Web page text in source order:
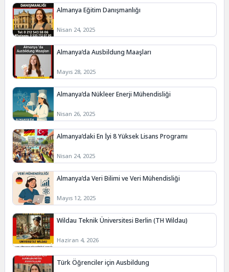
Almanya Eğitim Danışmanlığı
Nisan 24, 2025
Almanya’da Ausbildung Maaşları
Mayıs 28, 2025
Almanya’da Nükleer Enerji Mühendisliği
Nisan 26, 2025
Almanya’daki En İyi 8 Yüksek Lisans Programı
Nisan 24, 2025
Almanya’da Veri Bilimi ve Veri Mühendisliği
Mayıs 12, 2025
Wildau Teknik Üniversitesi Berlin (TH Wildau)
Haziran 4, 2026
Türk Öğrenciler için Ausbildung